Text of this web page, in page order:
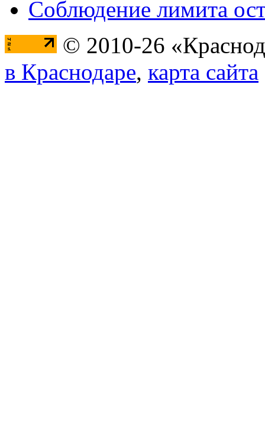
Соблюдение лимита
© 2010-26
в Краснодаре, карта сайта